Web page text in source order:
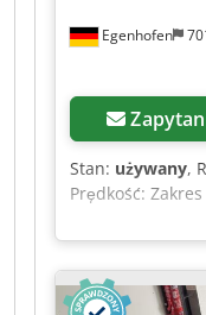
Egenhofen
Stan: używany,
Prędkość: